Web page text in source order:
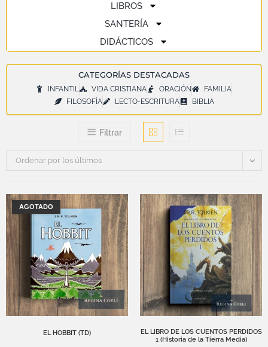
LIBROS
SANTERÍA
DIDÁCTICOS
CATEGORÍAS DESTACADAS
INFANTIL VIDA CRISTIANA ORACIÓN
FAMILIA
FILOSOFÍA
LECTO-ESCRITURA BIBLIA
Filtrar
Ordenar por los últimos
AGOTADO
EL HOBBIT (TD)
EL LIBRO DE LOS CUENTOS PERDIDOS
1 (Historia de la Tierra Media)